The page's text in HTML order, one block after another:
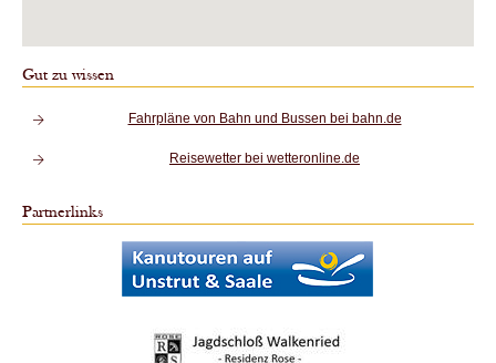
Gut zu wissen
Fahrpläne von Bahn und Bussen bei bahn.de
Reisewetter bei wetteronline.de
Partnerlinks